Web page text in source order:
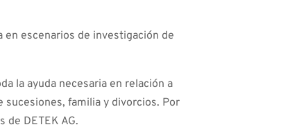
en escenarios de investigación de
la ayuda necesaria en relación a
sucesiones, familia y divorcios. Por
DETEK AG.